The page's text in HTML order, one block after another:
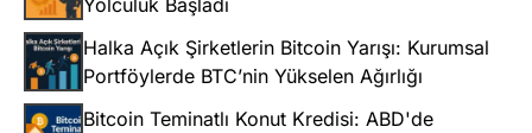
Yolculuk Başladı
Halka Açık Şirketlerin Bitcoin Yarışı: Kurumsal
Portföylerde BTC’nin Yükselen Ağırlığı
Bitcoin Teminatlı Konut Kredisi: ABD'de